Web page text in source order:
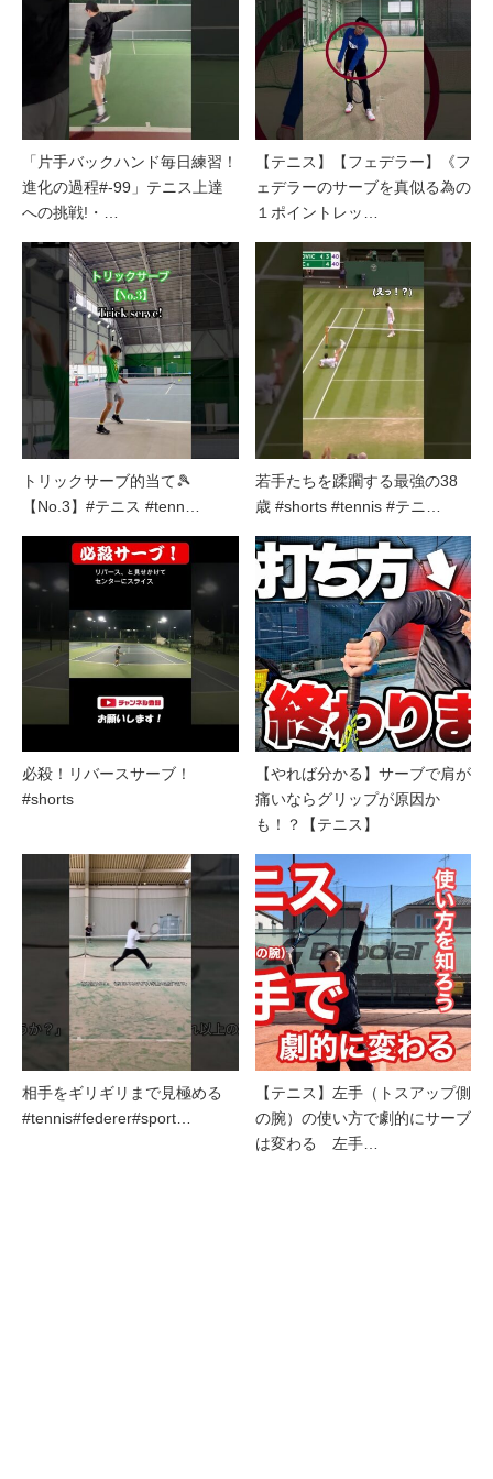
「片手バックハンド毎日練習！
進化の過程#-99」テニス上達
への挑戦!・…
【テニス】【フェデラー】《フ
ェデラーのサーブを真似る為の
１ポイントレッ…
トリックサーブ的当て🎾
【No.3】#テニス #tenn…
若手たちを蹂躙する最強の38
歳 #shorts #tennis #テニ…
必殺！リバースサーブ！
#shorts
【やれば分かる】サーブで肩が
痛いならグリップが原因か
も！？【テニス】
相手をギリギリまで見極める
#tennis#federer#sport…
【テニス】左手（トスアップ側
の腕）の使い方で劇的にサーブ
は変わる 左手…